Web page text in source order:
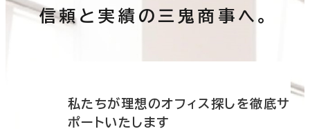
信頼と実績の三鬼商事へ。
私たちが理想のオフィス探しを徹底サ
ポートいたします